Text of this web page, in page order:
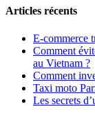
Articles récents
E-commerce
Comment
au Vietnam ?
Comment
Taxi moto
Les secrets